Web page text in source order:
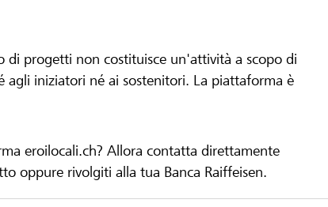
progetti non costituisce un'attività a scopo di
agli iniziatori né ai sostenitori. La piattaforma è
eroilocali.ch? Allora contatta direttamente
oppure rivolgiti alla tua Banca Raiffeisen.